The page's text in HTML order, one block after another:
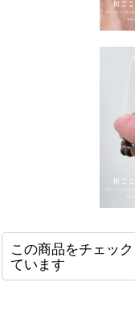
この商品をチェッ
ています